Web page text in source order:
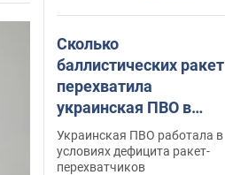
Сколько
баллистических ракет
перехватила
украинская ПВО в
июле: в Минобороны
назвали цифру
Украинская ПВО работала в
условиях дефицита ракет-
перехватчиков